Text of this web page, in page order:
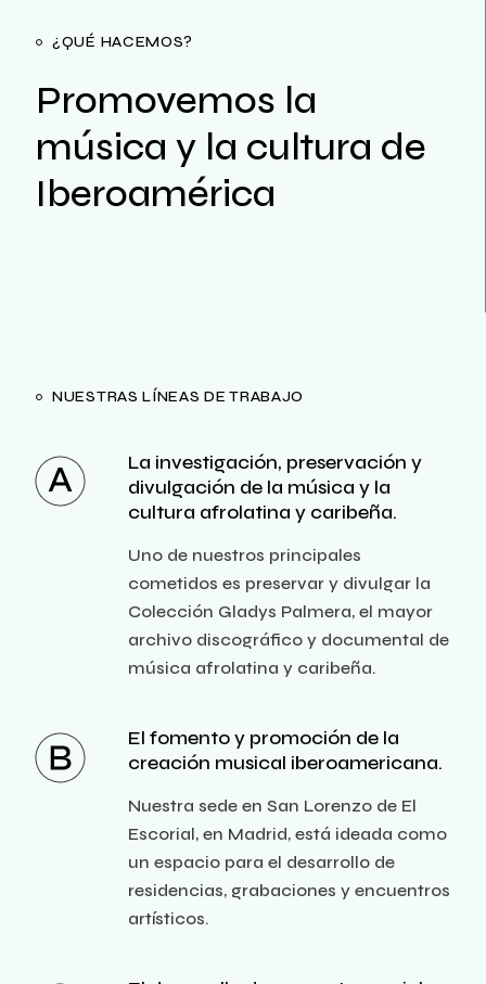
¿QUÉ HACEMOS?
Promovemos la
música y la cultura de
Iberoamérica
NUESTRAS LÍNEAS DE TRABAJO
La investigación, preservación y
divulgación de la música y la
cultura afrolatina y caribeña.
Uno de nuestros principales
cometidos es preservar y divulgar la
Colección Gladys Palmera, el mayor
archivo discográfico y documental de
música afrolatina y caribeña.
El fomento y promoción de la
creación musical iberoamericana.
Nuestra sede en San Lorenzo de El
Escorial, en Madrid, está ideada como
un espacio para el desarrollo de
residencias, grabaciones y encuentros
artísticos.